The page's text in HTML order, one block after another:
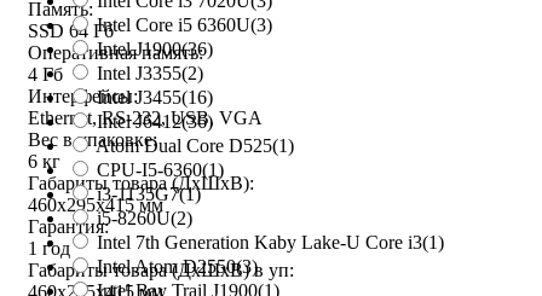
Intel Core i5 6360U(3)
Intel J1900(36)
Intel J3355(2)
Intel J3455(16)
Intel J6412(36)
Atom Dual Core D525(1)
CPU-I5-6360(1)
i3-1135G7(1)
i5-8260U(2)
Intel 7th Generation Kaby Lake-U Core i3(1)
Intel Atom D2550(3)
Intel Bay Trail J1900(1)
Память:
SSD 64 Гб
Оперативная память:
4 Гб
Интерфейсы:
Ethernet, RS-232, USB, VGA
Вес в упаковке:
6 кг
Габариты товара (ДxШxВ):
460x295x415 мм
Гарантия:
1 год
Габариты товара (ДxШxВ) в уп: